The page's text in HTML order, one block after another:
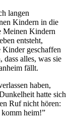
langen
Kindern in die
Meinen Kindern
entsteht,
geschaffen
dass alles, was sie
fällt.
haben,
hatte sich
Ruf nicht hören:
heim!”